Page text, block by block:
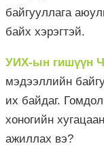
байгууллага
байх хэрэгтэй.
УИХ-ын гишүүн
мэдээллийн
их байдаг.
хоногийн
ажиллах вэ?